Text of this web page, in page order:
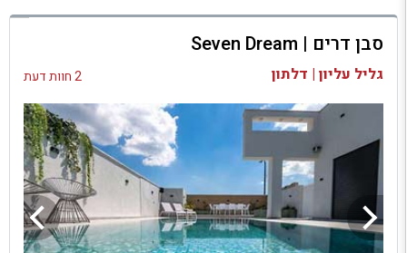
למתחם זה
בדיקת זמינות ומחירים
סבן דרים | Seven Dream
גליל עליון | דלתון 2 חוות דעת